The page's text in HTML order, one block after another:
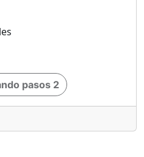
pasos 2